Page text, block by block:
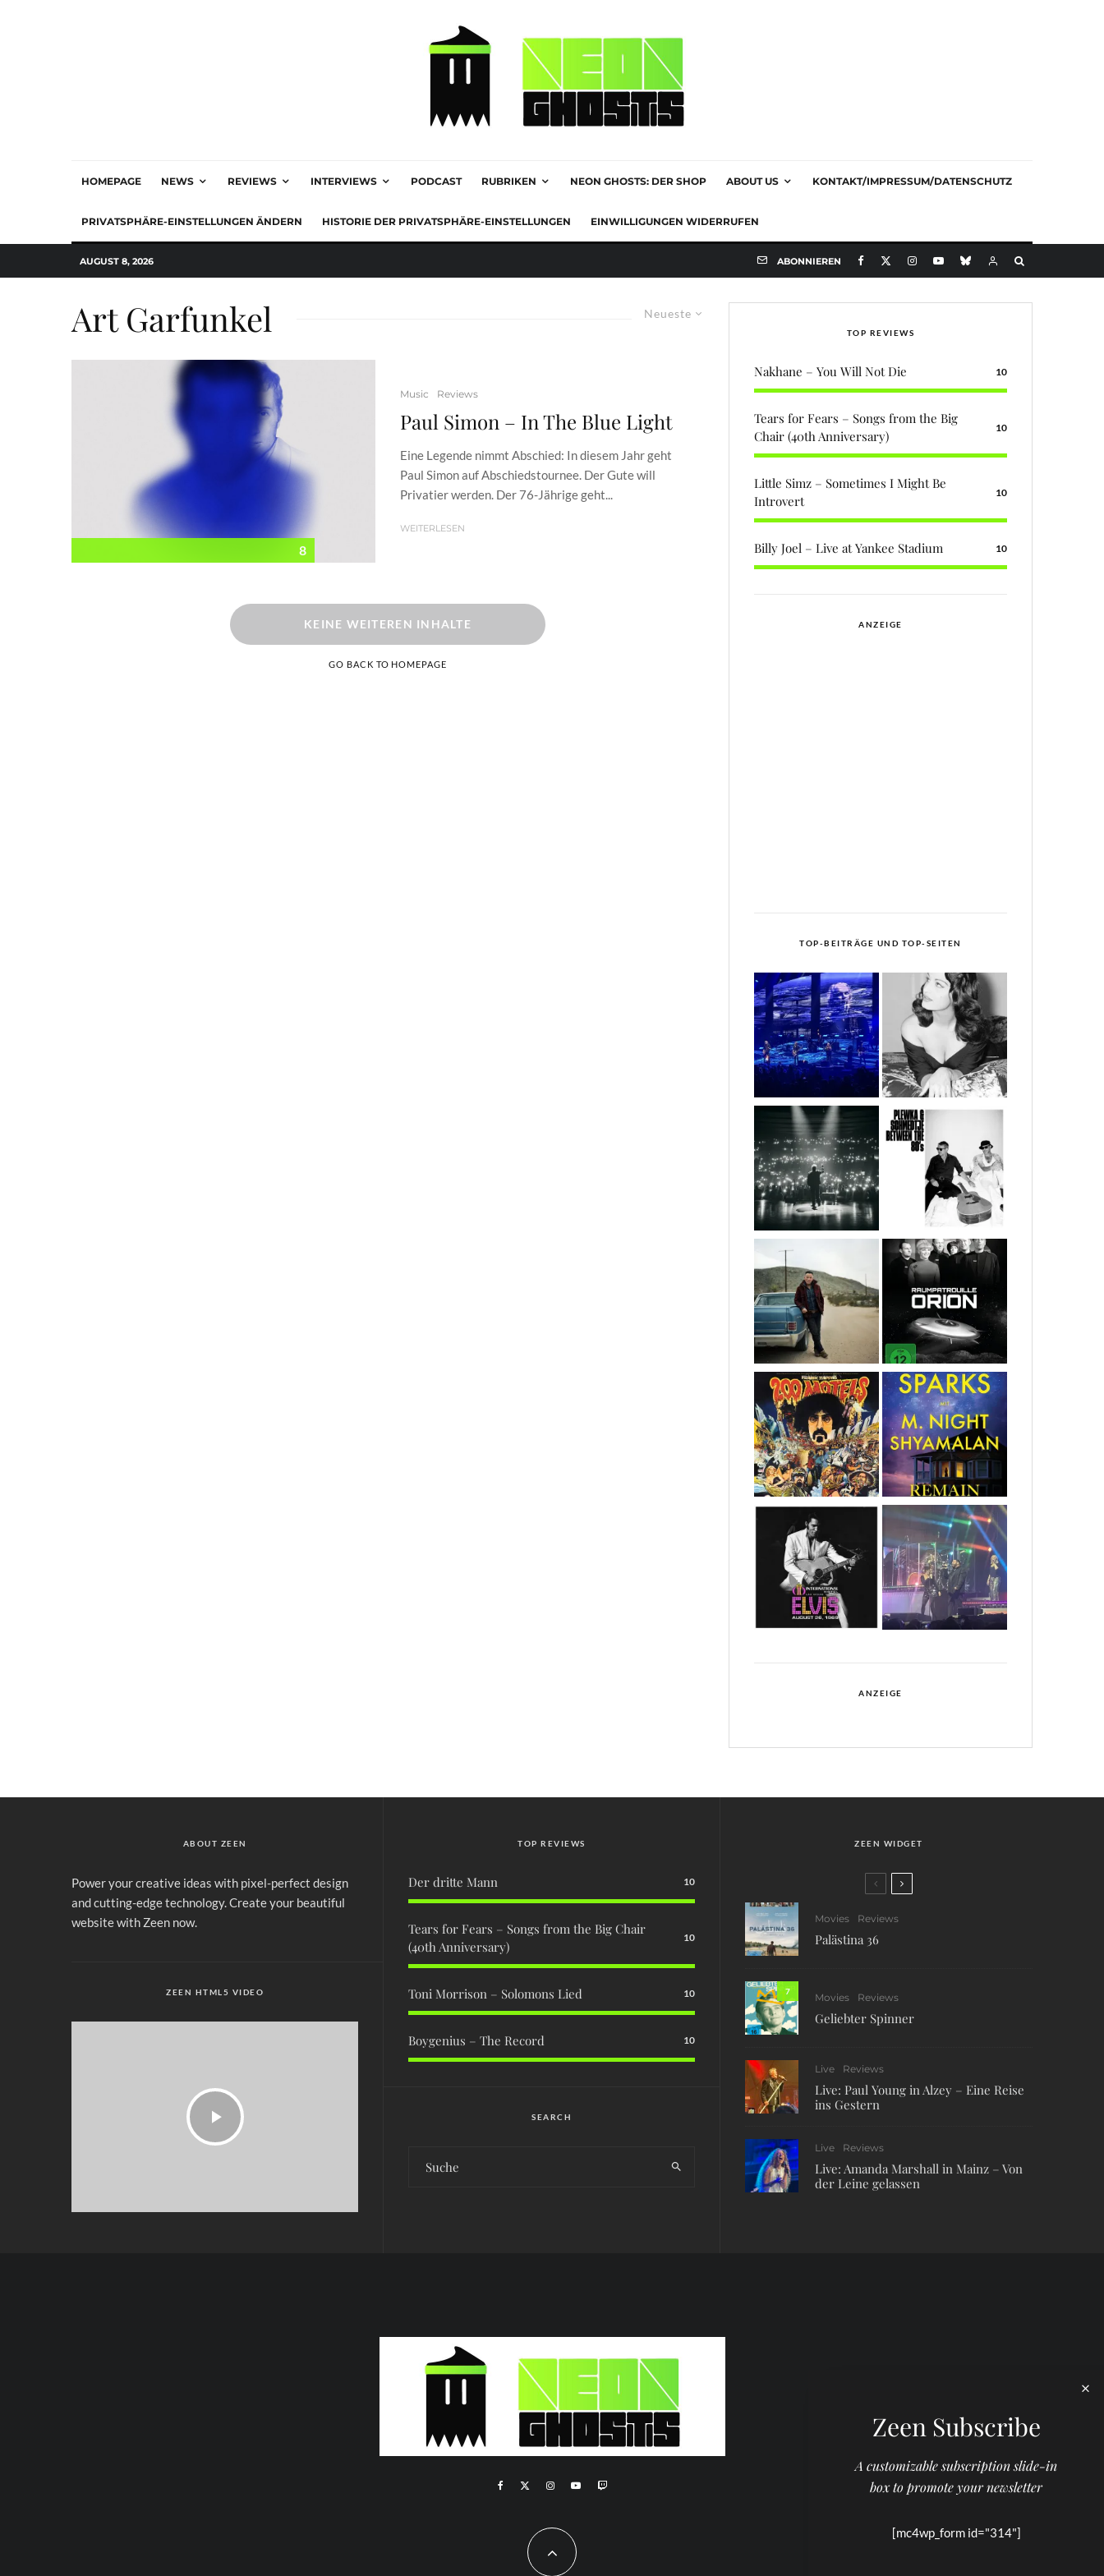
HOMEPAGE NEWS REVIEWS INTERVIEWS PODCAST RUBRIKEN NEON GHOSTS: DER SHOP ABOUT US KONTAKT/IMPRESSUM/DATENSCHUTZ
PRIVATSPHÄRE-EINSTELLUNGEN ÄNDERN HISTORIE DER PRIVATSPHÄRE-EINSTELLUNGEN EINWILLIGUNGEN WIDERRUFEN
AUGUST 8, 2026 ABONNIEREN
Neueste
Art Garfunkel
8
Music Reviews
Paul Simon – In The Blue Light
Eine Legende nimmt Abschied: In diesem Jahr geht
Paul Simon auf Abschiedstournee. Der Gute will
Privatier werden. Der 76-Jährige geht...
WEITERLESEN
KEINE WEITEREN INHALTE
GO BACK TO HOMEPAGE
TOP REVIEWS
Nakhane – You Will Not Die 10
Tears for Fears – Songs from the Big
Chair (40th Anniversary)
10
Little Simz – Sometimes I Might Be
Introvert
10
Billy Joel – Live at Yankee Stadium 10
ANZEIGE
TOP-BEITRÄGE UND TOP-SEITEN
ANZEIGE
ABOUT ZEEN
Power your creative ideas with pixel-perfect design
and cutting-edge technology. Create your beautiful
website with Zeen now.
ZEEN HTML5 VIDEO
TOP REVIEWS
Der dritte Mann 10
Tears for Fears – Songs from the Big Chair
(40th Anniversary)
10
Toni Morrison – Solomons Lied 10
Boygenius – The Record 10
SEARCH
ZEEN WIDGET
Movies Reviews
Palästina 36
7
Movies Reviews
Geliebter Spinner
Live Reviews
Live: Paul Young in Alzey – Eine Reise
ins Gestern
Live Reviews
Live: Amanda Marshall in Mainz – Von
der Leine gelassen
Zeen Subscribe
A customizable subscription slide-in
box to promote your newsletter
[mc4wp_form id="314"]